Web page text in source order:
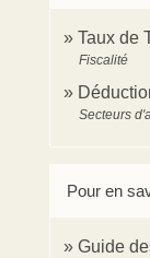
Taux de
Fiscalité
Secteurs
Pour en
Guide